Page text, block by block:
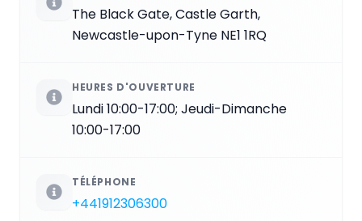
The Black Gate, Castle Garth,
Newcastle-upon-Tyne NE1 1RQ
HEURES D'OUVERTURE
Lundi 10:00-17:00; Jeudi-Dimanche
10:00-17:00
TÉLÉPHONE
+441912306300